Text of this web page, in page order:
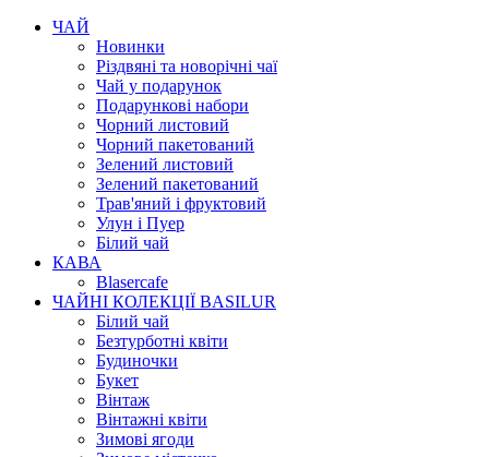
ЧАЙ
Новинки
Різдвяні та новорічні чаї
Чай у подарунок
Подарункові набори
Чорний листовий
Чорний пакетований
Зелений листовий
Зелений пакетований
Трав'яний і фруктовий
Улун і Пуер
Білий чай
КАВА
Blasercafe
ЧАЙНІ КОЛЕКЦІЇ BASILUR
Білий чай
Безтурботні квіти
Будиночки
Букет
Вінтаж
Вінтажні квіти
Зимові ягоди